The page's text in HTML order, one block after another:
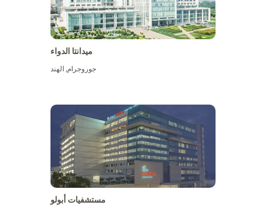
ميدانتا الدواء
جوروجرام,الهند
مستشفيات أبولو